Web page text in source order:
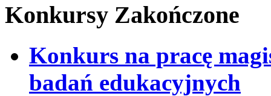
Konkursy Zakończone
Konkurs na pracę
badań edukacyjnych